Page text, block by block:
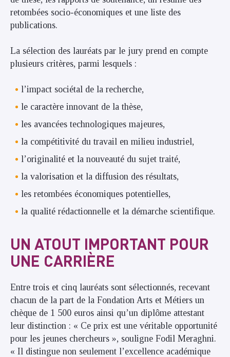
retombées socio-économiques et une liste des
publications.
La sélection des lauréats par le jury prend en compte
plusieurs critères, parmi lesquels :
l’impact sociétal de la recherche,
le caractère innovant de la thèse,
les avancées technologiques majeures,
la compétitivité du travail en milieu industriel,
l’originalité et la nouveauté du sujet traité,
la valorisation et la diffusion des résultats,
les retombées économiques potentielles,
la qualité rédactionnelle et la démarche scientifique.
UN ATOUT IMPORTANT POUR
UNE CARRIÈRE
Entre trois et cinq lauréats sont sélectionnés, recevant
chacun de la part de la Fondation Arts et Métiers un
chèque de 1 500 euros ainsi qu’un diplôme attestant
leur distinction : « Ce prix est une véritable opportunité
pour les jeunes chercheurs », souligne Fodil Meraghni.
« Il distingue non seulement l’excellence académique